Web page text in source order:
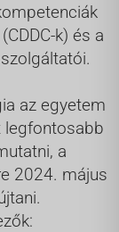
k) és a
az egyetem
legfontosabb
a
2024. május